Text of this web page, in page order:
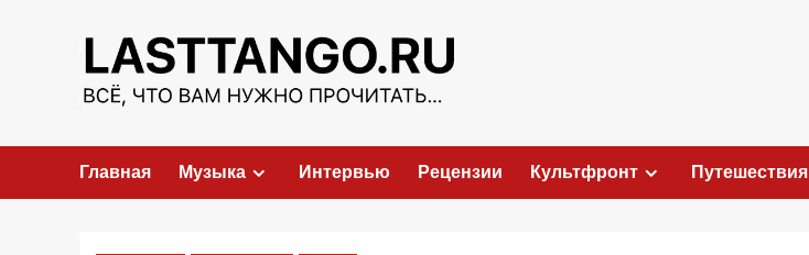
содержимому
Главная Музыка Интервью Рецензии Культфронт Путешествия